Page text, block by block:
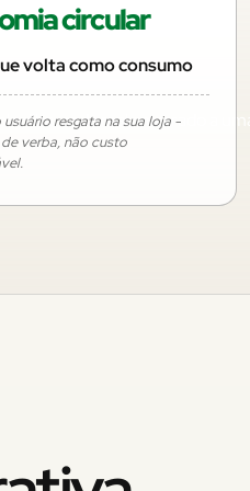
cada real amarrado a
circular
volta como consumo
resgata na sua loja -
verba, não custo